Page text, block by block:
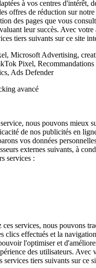
à vos centres d'intérêt,
offres de réduction sur
des pages que vous
leur succès. Avec votre
tiers suivants sur ce site
Microsoft Advertising,
Pixel, Recommandations
Ads Defender
avancé
nous pouvons mieux
de nos publicités en
vos données
externes suivants, à
services :
ces services, nous pouvons
clics effectués et la
l'optimiser et
des utilisateurs. Avec
services tiers suivants sur ce